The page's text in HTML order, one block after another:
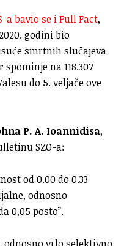
a bavio se i Full Fact,
godini bio
smrtnih slučajeva
na 118.307
do 5. veljače ove
P. A. Ioannidisa,
SZO-a:
od 0.00 do 0.33
odnosno
0,05 posto”.